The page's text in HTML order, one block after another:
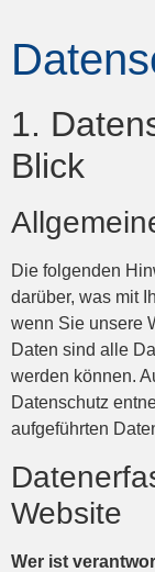
1.
Blick
Die folgenden
darüber, was mit
wenn Sie unsere
Daten sind alle
werden können.
Datenschutz
aufgeführten
Website
Wer ist